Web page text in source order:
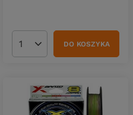
Ilość produktówDO KOSZYKA